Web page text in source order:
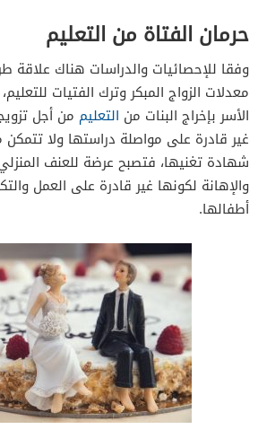
حرمان الفتاة من التعليم
وفقا للإحصائيات والدراسات هناك علاقة
معدلات الزواج المبكر وترك الفتيات
الأسر بإخراج البنات من التعليم من أجل
غير قادرة على مواصلة دراستها ولا
شهادة تغنيها، فتصبح عرضة للعنف
والإهانة لكونها غير قادرة على العمل
أطفالها.